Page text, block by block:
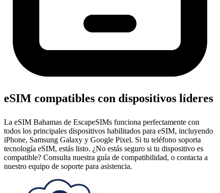
eSIM compatibles con dispositivos líderes
La eSIM Bahamas de EscapeSIMs funciona perfectamente con
todos los principales dispositivos habilitados para eSIM, incluyendo
iPhone, Samsung Galaxy y Google Pixel. Si tu teléfono soporta
tecnología eSIM, estás listo. ¿No estás seguro si tu dispositivo es
compatible? Consulta nuestra guía de compatibilidad, o contacta a
nuestro equipo de soporte para asistencia.